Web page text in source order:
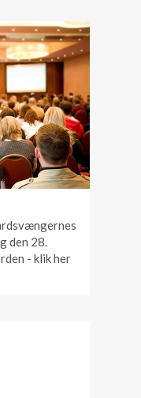
den 28.
- klik her